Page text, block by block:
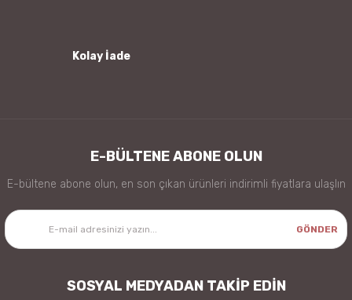
Kolay İade
E-BÜLTENE ABONE OLUN
E-bültene abone olun, en son çıkan ürünleri indirimli fiyatlara ulaşlın
GÖNDER
SOSYAL MEDYADAN TAKİP EDİN